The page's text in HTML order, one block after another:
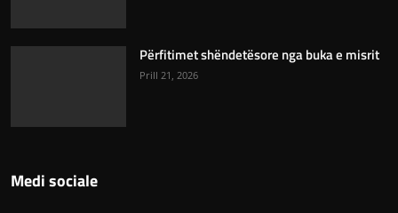
Përfitimet shëndetësore nga buka e misrit
Prill 21, 2026
Medi sociale